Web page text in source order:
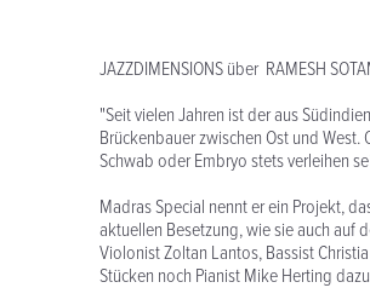
JAZZDIMENSIONS über RAMESH
"Seit vielen Jahren ist der aus
Brückenbauer zwischen Ost und
Schwab oder Embryo stets verleihen
Madras Special nennt er ein Projekt,
aktuellen Besetzung, wie sie auch auf
Violonist Zoltan Lantos, Bassist
Stücken noch Pianist Mike Herting